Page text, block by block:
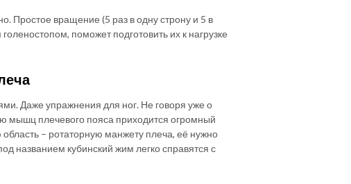
Простое вращение (5 раз в одну строну и 5 в
поможет подготовить их к нагрузке
Даже упражнения для ног. Не говоря уже о
мышц плечевого пояса приходится огромный
– ротаторную манжету плеча, её нужно
названием кубинский жим легко справятся с